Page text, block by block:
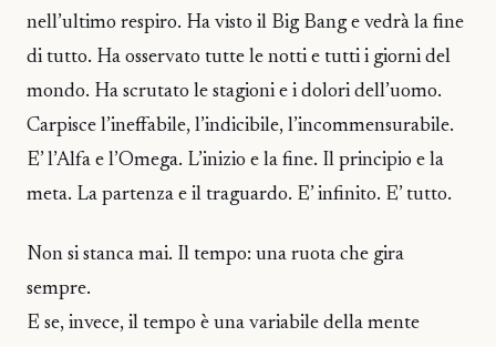
nell’ultimo respiro. Ha visto il Big Bang e vedrà la fine
di tutto. Ha osservato tutte le notti e tutti i giorni del
mondo. Ha scrutato le stagioni e i dolori dell’uomo.
Carpisce l’ineffabile, l’indicibile, l’incommensurabile.
E’ l’Alfa e l’Omega. L’inizio e la fine. Il principio e la
meta. La partenza e il traguardo. E’ infinito. E’ tutto.
Non si stanca mai. Il tempo: una ruota che gira
sempre.
E se, invece, il tempo è una variabile della mente